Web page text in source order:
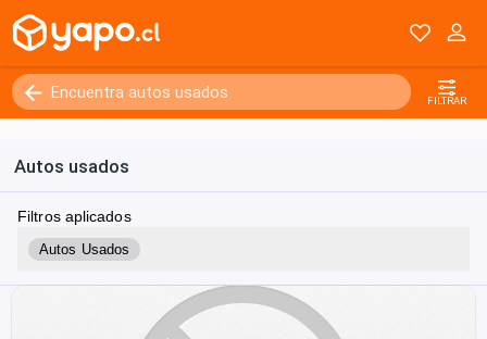
FILTRAR
Autos usados
Filtros aplicados
Autos Usados